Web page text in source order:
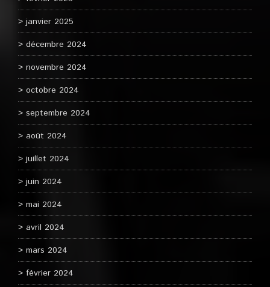
janvier 2025
décembre 2024
novembre 2024
octobre 2024
septembre 2024
août 2024
juillet 2024
juin 2024
mai 2024
avril 2024
mars 2024
février 2024